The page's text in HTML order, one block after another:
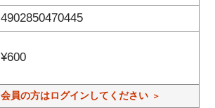
4902850470445
¥600
会員の方はログインしてください